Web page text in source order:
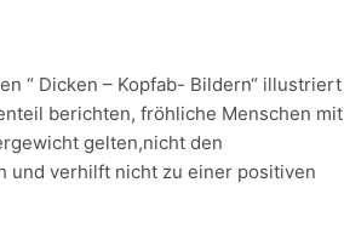
“ Dicken – Kopfab- Bildern“ illustriert
berichten, fröhliche Menschen mit
gelten,nicht den
und verhilft nicht zu einer positiven